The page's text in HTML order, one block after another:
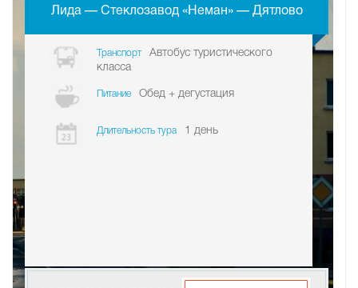
Лида — Стеклозавод «Неман» — Дятлово
Транспорт
Автобус туристического
класса
Питание Обед + дегустация
Длительность тура 1 день